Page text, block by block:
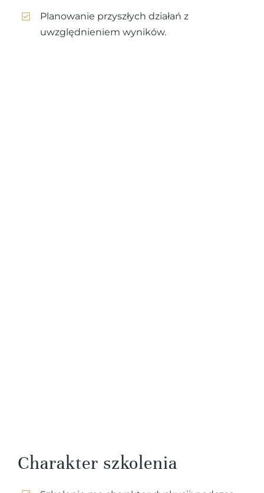
Planowanie przyszłych działań z
uwzględnieniem wyników.
Charakter szkolenia